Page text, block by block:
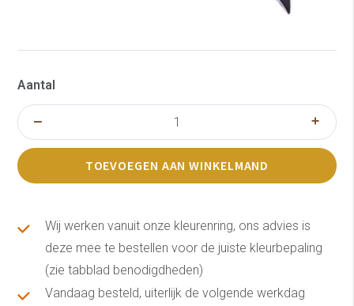
Aantal
TOEVOEGEN AAN WINKELMAND
Wij werken vanuit onze kleurenring, ons advies is
deze mee te bestellen voor de juiste kleurbepaling
(zie tabblad benodigdheden)
Vandaag besteld, uiterlijk de volgende werkdag